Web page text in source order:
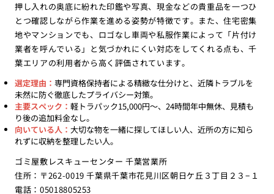
押し入れの奥底に紛れた印鑑や写真、現金などの貴重品を一つひ
とつ確認しながら作業を進める姿勢が特徴です。また、住宅密集
地やマンションでも、ロゴなし車両や私服作業によって「片付け
業者を呼んでいる」と気づかれにくい対応をしてくれる点も、千
葉エリアの利用者から高く評価されています。
選定理由： 専門資格保持者による精緻な仕分けと、近隣トラブルを
未然に防ぐ徹底したプライバシー対策。
主要スペック： 軽トラパック15,000円〜、24時間年中無休、見積も
り後の追加料金なし。
向いている人： 大切な物を一緒に探してほしい人、近所の方に知ら
れずに収納を整理したい人。
ゴミ屋敷レスキューセンター 千葉営業所
住所：〒262-0019 千葉県千葉市花見川区朝日ケ丘３丁目２３−１
電話：05018805253